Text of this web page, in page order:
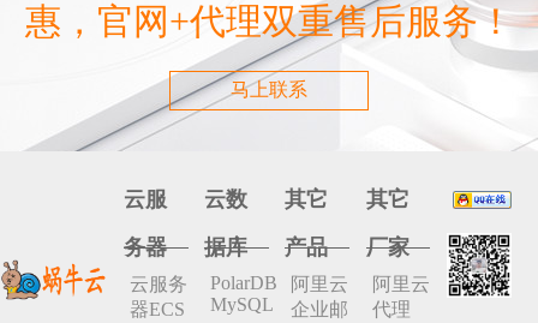
惠，官网+代理双重售后服务！
马上联系
云服
务器
云服务
器ECS
云数
据库
PolarDB
MySQL
其它
产品
阿里云
企业邮
其它
厂家
阿里云
代理